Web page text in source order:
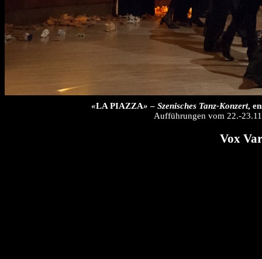
«LA PIAZZA» – Szenisches Tanz-Konzert,
Aufführungen vom 22.-
Vox